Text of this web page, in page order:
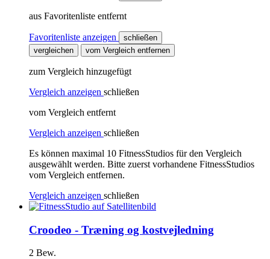
aus Favoritenliste entfernt
Favoritenliste anzeigen
schließen
vergleichen
vom Vergleich entfernen
zum Vergleich hinzugefügt
Vergleich anzeigen schließen
vom Vergleich entfernt
Vergleich anzeigen schließen
Es können maximal 10 FitnessStudios für den Vergleich
ausgewählt werden. Bitte zuerst vorhandene FitnessStudios
vom Vergleich entfernen.
Vergleich anzeigen schließen
Croodeo - Træning og kostvejledning
2 Bew.